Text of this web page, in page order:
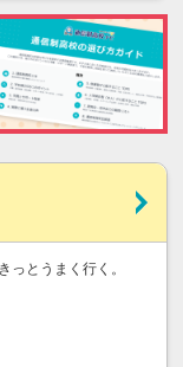
っとうまく行く。